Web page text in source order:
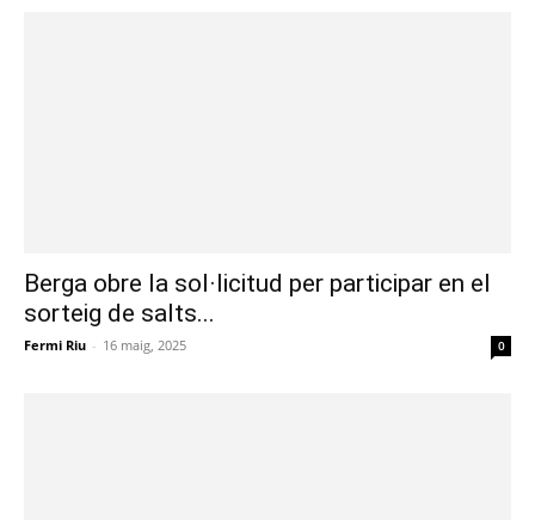
Berga obre la sol·licitud per participar en el
sorteig de salts...
Fermi Riu - 16 maig, 2025 0